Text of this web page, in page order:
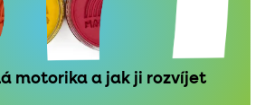
motorika a jak ji rozvíjet